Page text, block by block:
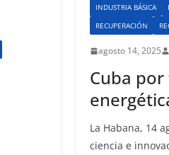
INDUSTRIA BÁSICA
RECUPERACIÓN
agosto 14, 2025
Cuba
La Habana, 14
ciencia e